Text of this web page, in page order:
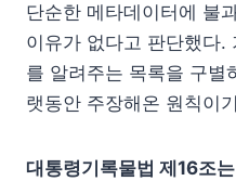
단순한 메타데이터에 불
이유가 없다고 판단했다.
를 알려주는 목록을 구별
랫동안 주장해온 원칙이
대통령기록물법 제16조